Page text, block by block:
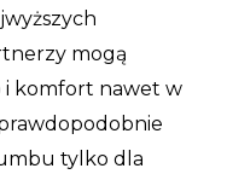
mogą
i komfort nawet w
tylko dla